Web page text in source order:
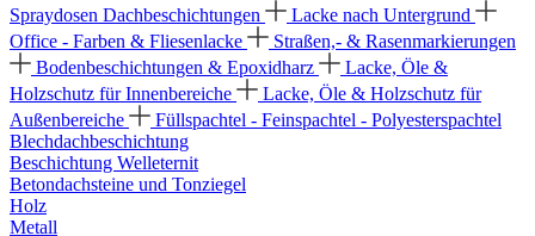
Spraydosen Dachbeschichtungen
Lacke nach Untergrund
Office - Farben & Fliesenlacke
Straßen,- & Rasenmarkierungen
Bodenbeschichtungen & Epoxidharz
Lacke, Öle &
Holzschutz für Innenbereiche
Lacke, Öle & Holzschutz für
Außenbereiche
Füllspachtel - Feinspachtel - Polyesterspachtel
Blechdachbeschichtung
Beschichtung Welleternit
Betondachsteine und Tonziegel
Holz
Metall